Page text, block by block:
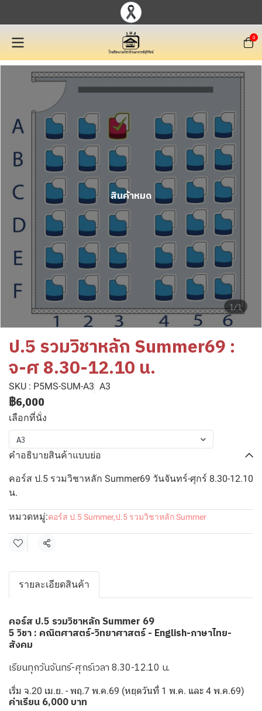
0
1/1
สินค้าหมด
ป.5 รวมวิชาหลัก Summer69 :
จ-ศ 8.30-12.10 น.
SKU : P5MS-SUM-A3 A3
฿6,000
เลือกที่นั่ง
A3
คำอธิบายสินค้าแบบย่อ
คอร์ส ป.5 รวมวิชาหลัก Summer69 วันจันทร์-ศุกร์ 8.30-12.10
น.
หมวดหมู่:คอร์ส ป.5 Summer,ป.5 รวมวิชาหลัก Summer
แชร์
รายละเอียดสินค้า
คอร์ส ป.5 รวมวิชาหลัก Summer 69
5 วิชา : คณิตศาสตร์-วิทยาศาสตร์ - English-ภาษาไทย-
สังคม
เรียนทุกวันจันทร์-ศุกร์เวลา 8.30-12.10 น.
เริ่ม จ.20 เม.ย. - พฤ.7 พ.ค.69 (หยุดวันที่ 1 พ.ค. และ 4 พ.ค.69)
ค่าเรียน 6,000 บาท